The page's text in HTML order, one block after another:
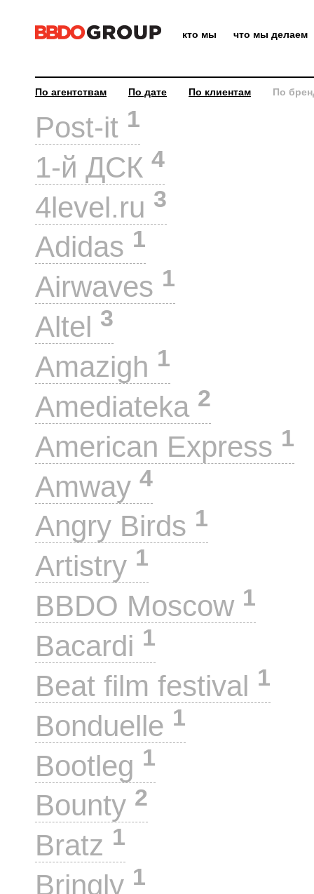
кто мы что мы делаем
По агентствам По дате По клиентам По
Post-it 1
1-й ДСК 4
4level.ru 3
Adidas 1
Airwaves 1
Altel 3
Amazigh 1
Amediateka 2
American Express 1
Amway 4
Angry Birds 1
Artistry 1
BBDO Moscow 1
Bacardi 1
Beat film festival 1
Bonduelle 1
Bootleg 1
Bounty 2
Bratz 1
Bringly 1